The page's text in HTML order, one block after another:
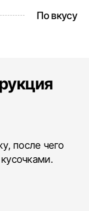
По вкусу
после чего